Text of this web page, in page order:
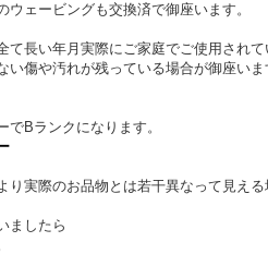
ェービングも交換済で御座います。
て長い年月実際にご家庭でご使用され
い傷や汚れが残っている場合が御座い
Bランクになります。
り実際のお品物とは若干異なって見え
ましたら